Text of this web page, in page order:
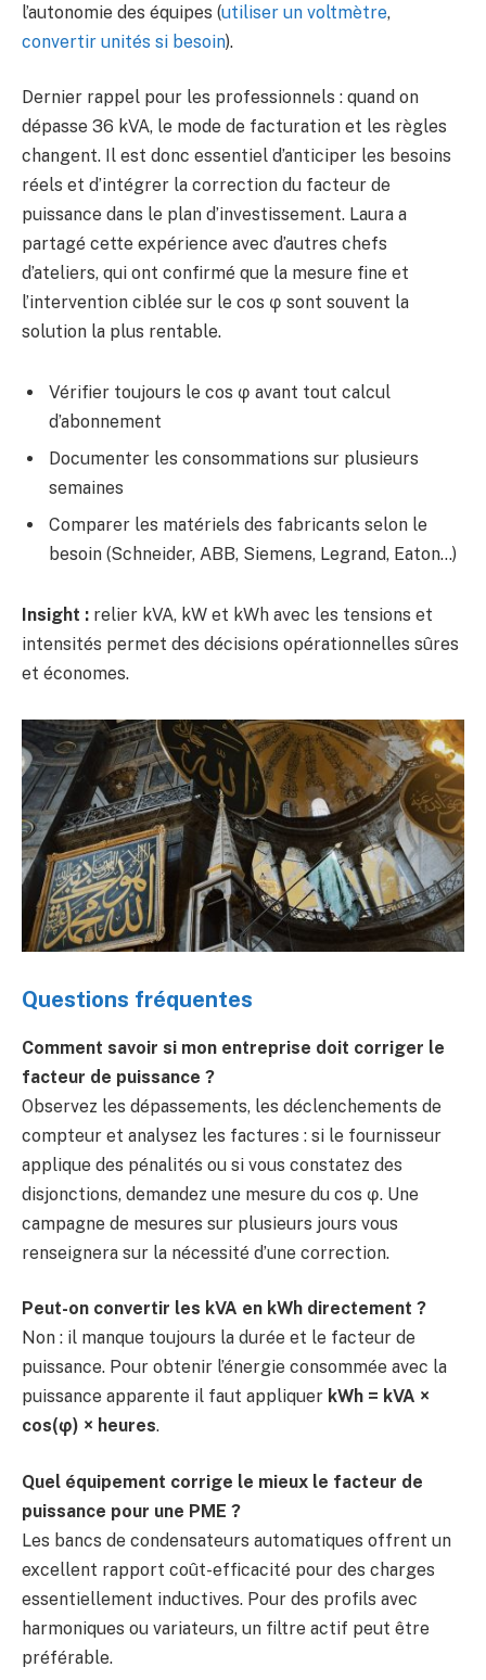
l’autonomie des équipes (utiliser un voltmètre,
convertir unités si besoin).
Dernier rappel pour les professionnels : quand on
dépasse 36 kVA, le mode de facturation et les règles
changent. Il est donc essentiel d’anticiper les besoins
réels et d’intégrer la correction du facteur de
puissance dans le plan d’investissement. Laura a
partagé cette expérience avec d’autres chefs
d’ateliers, qui ont confirmé que la mesure fine et
l’intervention ciblée sur le cos φ sont souvent la
solution la plus rentable.
Vérifier toujours le cos φ avant tout calcul
d’abonnement
Documenter les consommations sur plusieurs
semaines
Comparer les matériels des fabricants selon le
besoin (Schneider, ABB, Siemens, Legrand, Eaton…)
Insight : relier kVA, kW et kWh avec les tensions et
intensités permet des décisions opérationnelles sûres
et économes.
Questions fréquentes
Comment savoir si mon entreprise doit corriger le
facteur de puissance ?
Observez les dépassements, les déclenchements de
compteur et analysez les factures : si le fournisseur
applique des pénalités ou si vous constatez des
disjonctions, demandez une mesure du cos φ. Une
campagne de mesures sur plusieurs jours vous
renseignera sur la nécessité d’une correction.
Peut-on convertir les kVA en kWh directement ?
Non : il manque toujours la durée et le facteur de
puissance. Pour obtenir l’énergie consommée avec la
puissance apparente il faut appliquer kWh = kVA ×
cos(φ) × heures.
Quel équipement corrige le mieux le facteur de
puissance pour une PME ?
Les bancs de condensateurs automatiques offrent un
excellent rapport coût-efficacité pour des charges
essentiellement inductives. Pour des profils avec
harmoniques ou variateurs, un filtre actif peut être
préférable.